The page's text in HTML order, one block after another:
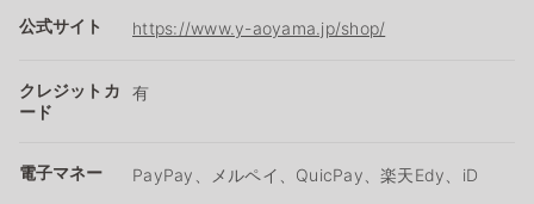
公式サイト https://www.y-aoyama.jp/shop/
クレジットカ
ード
有
電子マネー PayPay、メルペイ、QuicPay、楽天Edy、iD